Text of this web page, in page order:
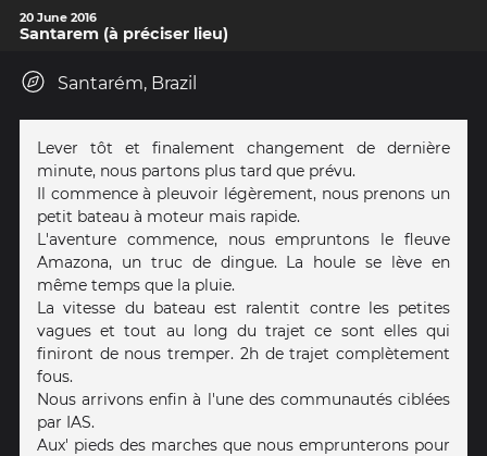
20 June 2016
Santarem (à préciser lieu)
Santarém, Brazil
Lever tôt et finalement changement de dernière
minute, nous partons plus tard que prévu.
Il commence à pleuvoir légèrement, nous prenons un
petit bateau à moteur mais rapide.
L'aventure commence, nous empruntons le fleuve
Amazona, un truc de dingue. La houle se lève en
même temps que la pluie.
La vitesse du bateau est ralentit contre les petites
vagues et tout au long du trajet ce sont elles qui
finiront de nous tremper. 2h de trajet complètement
fous.
Nous arrivons enfin à l'une des communautés ciblées
par IAS.
Aux' pieds des marches que nous emprunterons pour